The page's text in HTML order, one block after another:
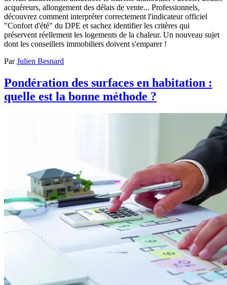
acquéreurs, allongement des délais de vente... Professionnels,
découvrez comment interpréter correctement l'indicateur officiel
"Confort d'été" du DPE et sachez identifier les critères qui
préservent réellement les logements de la chaleur. Un nouveau sujet
dont les conseillers immobiliers doivent s'emparer !
ParJulien Besnard
Pondération des surfaces en habitation :
quelle est la bonne méthode ?